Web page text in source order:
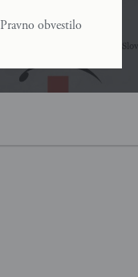
Pravno obvestilo